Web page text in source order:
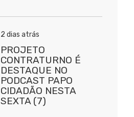
2 dias atrás
PROJETO
CONTRATURNO É
DESTAQUE NO
PODCAST PAPO
CIDADÃO NESTA
SEXTA (7)